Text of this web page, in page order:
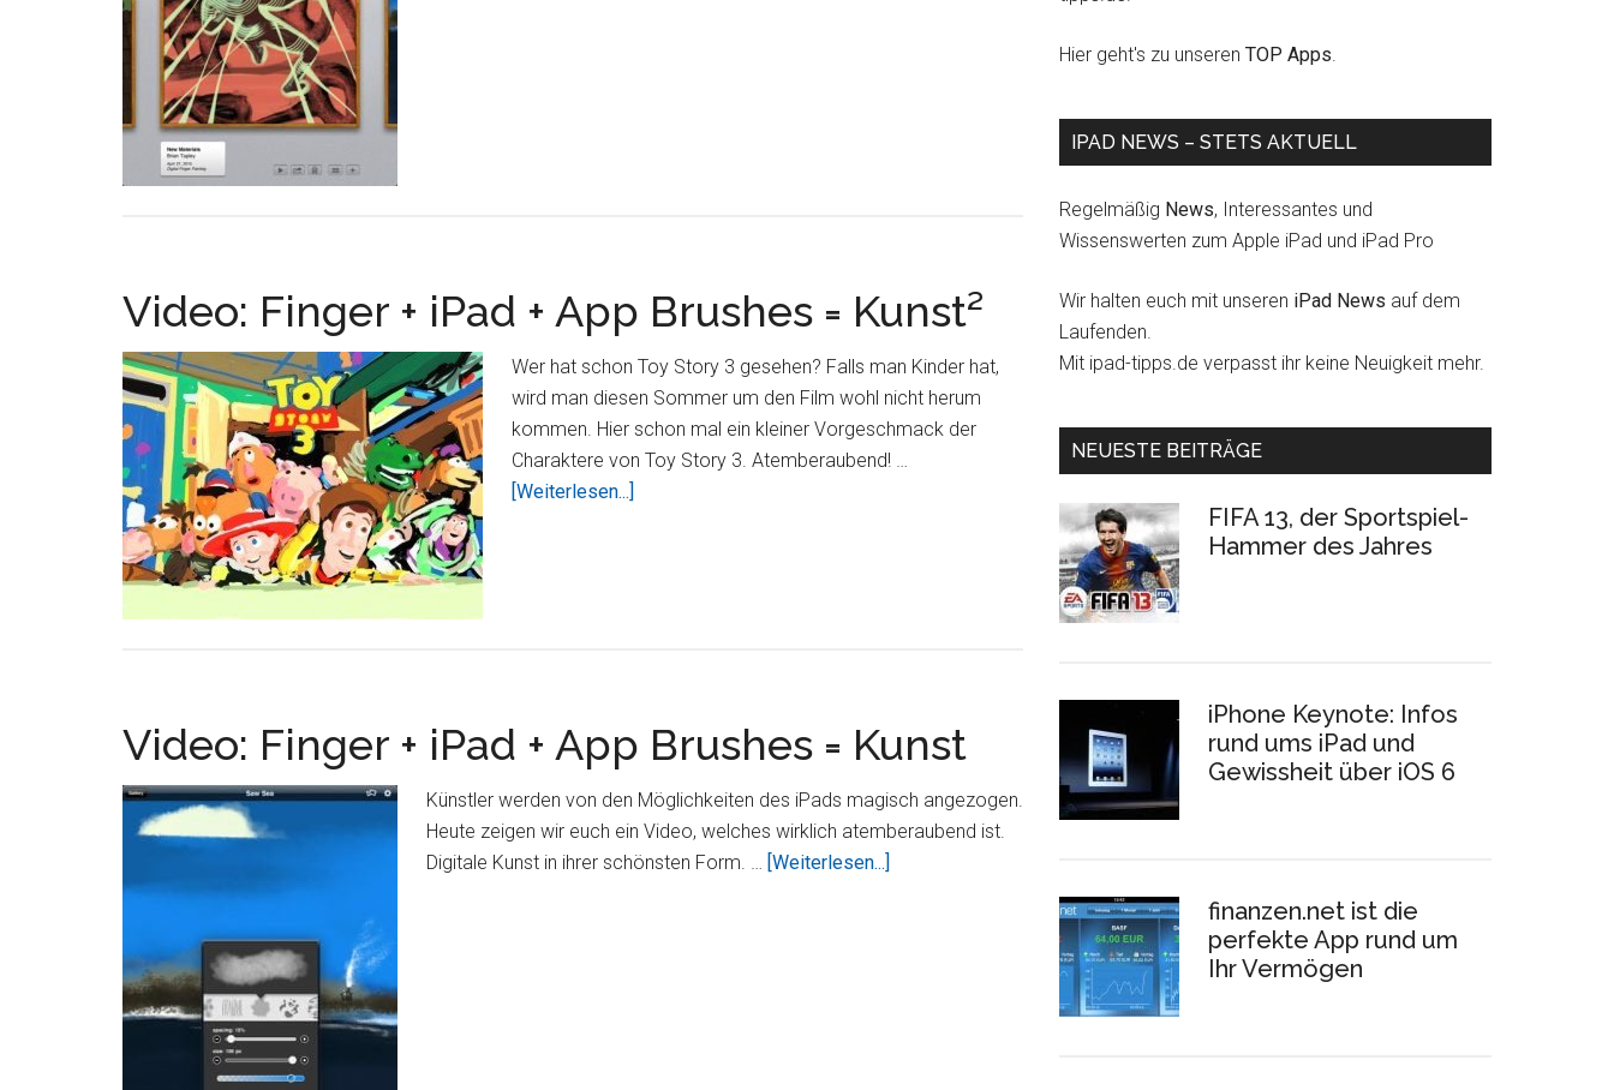
Video: Finger + iPad + App Brushes = Kunst²
Wer hat schon Toy Story 3 gesehen? Falls man Kinder hat,
wird man diesen Sommer um den Film wohl nicht herum
kommen. Hier schon mal ein kleiner Vorgeschmack der
Charaktere von Toy Story 3. Atemberaubend! …
[Weiterlesen...]
Kunst²
Video: Finger + iPad + App Brushes = Kunst
Künstler werden von den Möglichkeiten des iPads magisch angezogen.
Heute zeigen wir euch ein Video, welches wirklich atemberaubend ist.
Digitale Kunst in ihrer schönsten Form. … [Weiterlesen...]
Hier geht's zu unseren TOP Apps.
IPAD NEWS – STETS AKTUELL
Regelmäßig News, Interessantes und
Wissenswerten zum Apple iPad und iPad Pro
Wir halten euch mit unseren iPad News auf dem
Laufenden.
Mit ipad-tipps.de verpasst ihr keine Neuigkeit mehr.
NEUESTE BEITRÄGE
FIFA 13, der Sportspiel-
Hammer des Jahres
iPhone Keynote: Infos
rund ums iPad und
Gewissheit über iOS 6
finanzen.net ist die
perfekte App rund um
Ihr Vermögen